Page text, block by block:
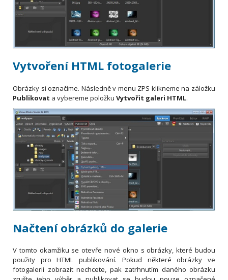
Vytvoření HTML fotogalerie
Obrázky si označíme. Následně v menu ZPS klikneme na záložku
Publikovat a vybereme položku Vytvořit galeri HTML.
Načtení obrázků do galerie
V tomto okamžiku se otevře nové okno s obrázky, které budou
použity pro HTML publikování. Pokud některé obrázky ve
fotogalerii zobrazit nechcete, pak zatrhnutím daného obrázku